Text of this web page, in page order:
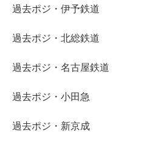
過去ポジ・伊予鉄道
過去ポジ・北総鉄道
過去ポジ・名古屋鉄道
過去ポジ・小田急
過去ポジ・新京成